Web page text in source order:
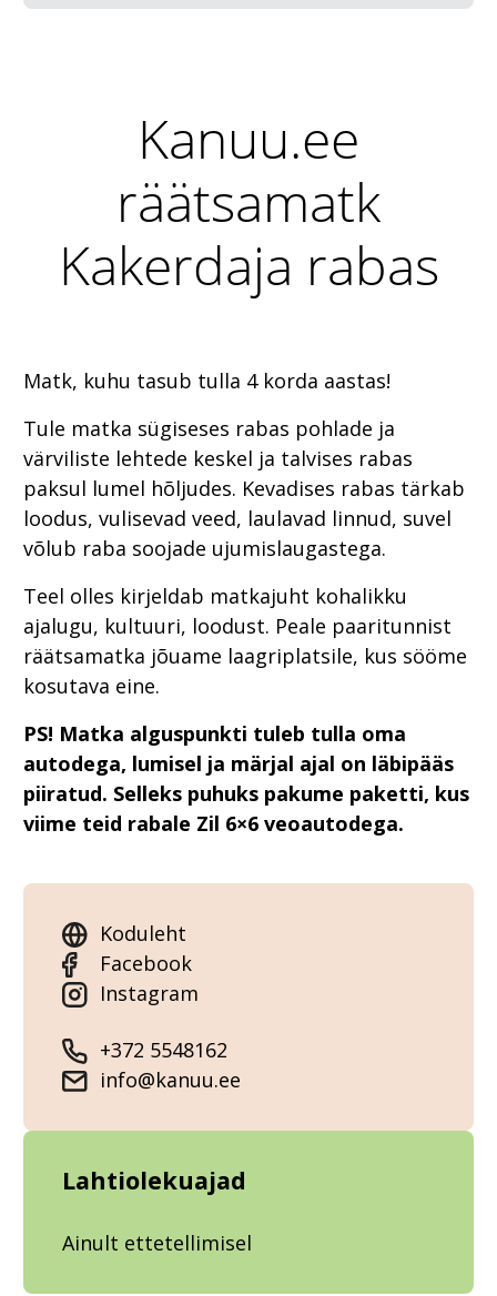
Kanuu.ee
räätsamatk
Kakerdaja rabas
Matk, kuhu tasub tulla 4 korda aastas!
Tule matka sügiseses rabas pohlade ja
värviliste lehtede keskel ja talvises rabas
paksul lumel hõljudes. Kevadises rabas tärkab
loodus, vulisevad veed, laulavad linnud, suvel
võlub raba soojade ujumislaugastega.
Teel olles kirjeldab matkajuht kohalikku
ajalugu, kultuuri, loodust. Peale paaritunnist
räätsamatka jõuame laagriplatsile, kus sööme
kosutava eine.
PS! Matka alguspunkti tuleb tulla oma
autodega, lumisel ja märjal ajal on läbipääs
piiratud. Selleks puhuks pakume paketti, kus
viime teid rabale Zil 6×6 veoautodega.
Koduleht
Facebook
Instagram
+372 5548162
info@kanuu.ee
Lahtiolekuajad
Ainult ettetellimisel